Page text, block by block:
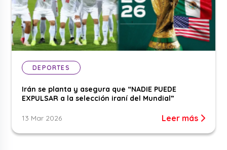
DEPORTES
Irán se planta y asegura que “NADIE PUEDE
EXPULSAR a la selección iraní del Mundial”
13 Mar 2026 Leer más